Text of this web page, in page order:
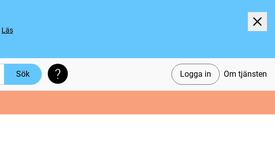
Läs
Logga in Om tjänsten
Sök Söktips